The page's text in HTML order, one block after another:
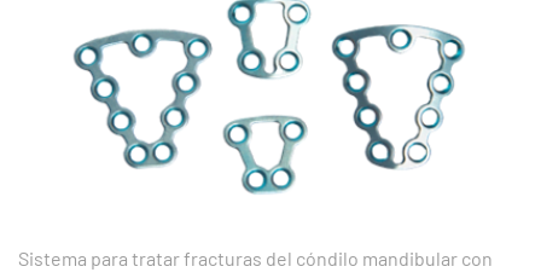
Sistema para tratar fracturas del cóndilo mandibular con